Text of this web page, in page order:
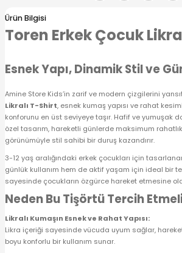
Ürün Bilgisi
Toren Erkek Çocuk
Esnek Yapı, Dinamik Stil ve
Amine Store Kids’in zarif ve modern çizgilerini
Likralı T-Shirt, esnek kumaş yapısı ve rahat
konforunu en üst seviyeye taşır. Hafif ve yumuşak
özel tasarım, hareketli günlerde maksimum
görünümüyle stil sahibi bir duruş kazandırır.
3-12 yaş aralığındaki erkek çocukları için
günlük kullanım hem de aktif yaşam için ideal bir
sayesinde çocukların özgürce hareket etmesine
Neden Bu Tişörtü Tercih
Likralı Kumaşın Esnek ve Rahat Yapısı:
Likra içeriği sayesinde vücuda uyum sağlar,
boyu konforlu bir kullanım sunar.
ve Taç